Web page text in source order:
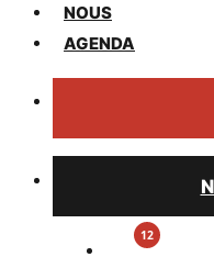
NOUS
AGENDA